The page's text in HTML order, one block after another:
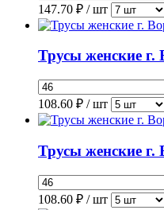
147.70 ₽ / шт
Трусы женские г.
108.60 ₽ / шт
Трусы женские г.
108.60 ₽ / шт